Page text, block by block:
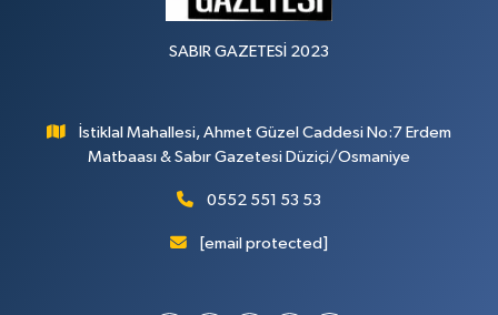
SABIR GAZETESİ 2023
İstiklal Mahallesi, Ahmet Güzel Caddesi No:7 Erdem
Matbaası & Sabır Gazetesi Düziçi/Osmaniye
0552 551 53 53
[email protected]